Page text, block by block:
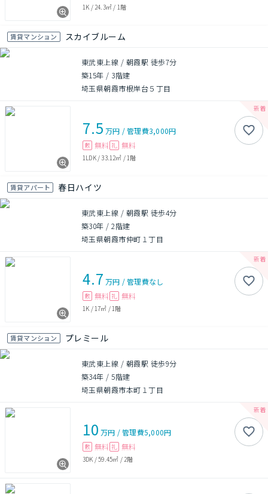
1K / 24.3㎡ / 1階
賃貸マンション スカイブルーム
東武東上線 / 朝霞駅 徒歩7分
築15年 / 3階建
埼玉県朝霞市根岸台５丁目
7.5 万円 /管理費3,000円
敷 無料 礼 無料
1LDK/33.12㎡ / 1階
賃貸アパート 春日ハイツ
東武東上線 / 朝霞駅 徒歩4分
築30年 /2階建
埼玉県朝霞市仲町１丁目
4.7 万円 /管理費なし
敷 無料 礼 無料
1K / 17㎡ / 1階
賃貸マンション プレミール
東武東上線 / 朝霞駅 徒歩9分
築34年 /5階建
埼玉県朝霞市本町１丁目
10 万円 /管理費5,000円
敷 無料 礼 無料
3DK /59.45㎡ / 2階